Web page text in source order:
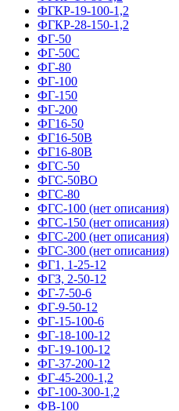
ФГКР-19-100-1,2
ФГКР-28-150-1,2
ФГ-50
ФГ-50С
ФГ-80
ФГ-100
ФГ-150
ФГ-200
ФГ16-50
ФГ16-50В
ФГ16-80В
ФГС-50
ФГС-50ВО
ФГС-80
ФГС-100 (нет описания)
ФГС-150 (нет описания)
ФГС-200 (нет описания)
ФГС-300 (нет описания)
ФГ1, 1-25-12
ФГЗ, 2-50-12
ФГ-7-50-6
ФГ-9-50-12
ФГ-15-100-6
ФГ-18-100-12
ФГ-19-100-12
ФГ-37-200-12
ФГ-45-200-1,2
ФГ-100-300-1,2
ФВ-100